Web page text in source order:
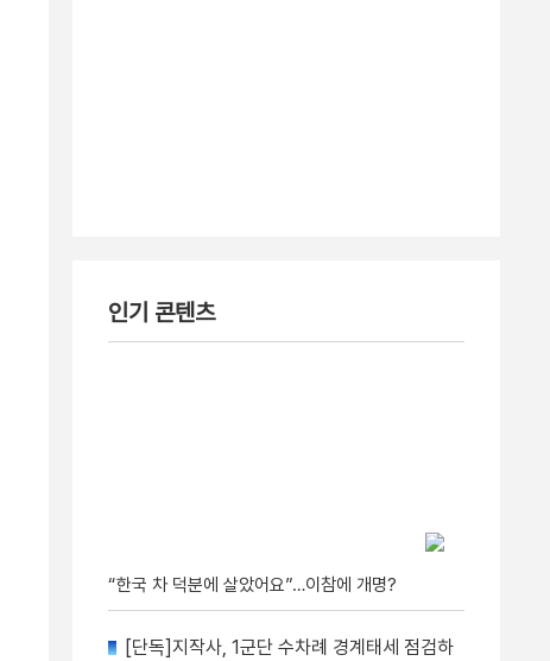
인기 콘텐츠
“한국 차 덕분에 살았어요”…이참에 개명?
[단독]지작사, 1군단 수차례 경계태세 점검하